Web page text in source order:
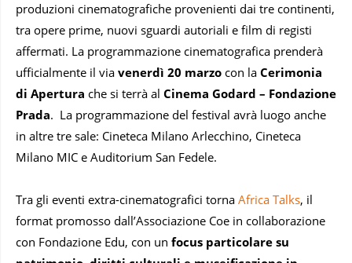
produzioni cinematografiche provenienti dai tre continenti,
tra opere prime, nuovi sguardi autoriali e film di registi
affermati. La programmazione cinematografica prenderà
ufficialmente il via venerdì 20 marzo con la Cerimonia
di Apertura che si terrà al Cinema Godard – Fondazione
Prada. La programmazione del festival avrà luogo anche
in altre tre sale: Cineteca Milano Arlecchino, Cineteca
Milano MIC e Auditorium San Fedele.
Tra gli eventi extra-cinematografici torna Africa Talks, il
format promosso dall’Associazione Coe in collaborazione
con Fondazione Edu, con un focus particolare su